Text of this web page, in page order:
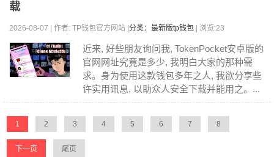
载
2026-08-07 | 作者: TP钱包官方网站 | 分类：最新版tp钱包 | 浏览:23
近来, 好些朋友询问我, TokenPocket安卓版的
官网网址究竟是多少, 我明白大家的那种需
求。身为使用这款钱包多年之人, 我欲分享些
许实用讯息, 以助众人安全下载并能用之。...
1 2 3 4 5 6 7 8
下一页 尾页